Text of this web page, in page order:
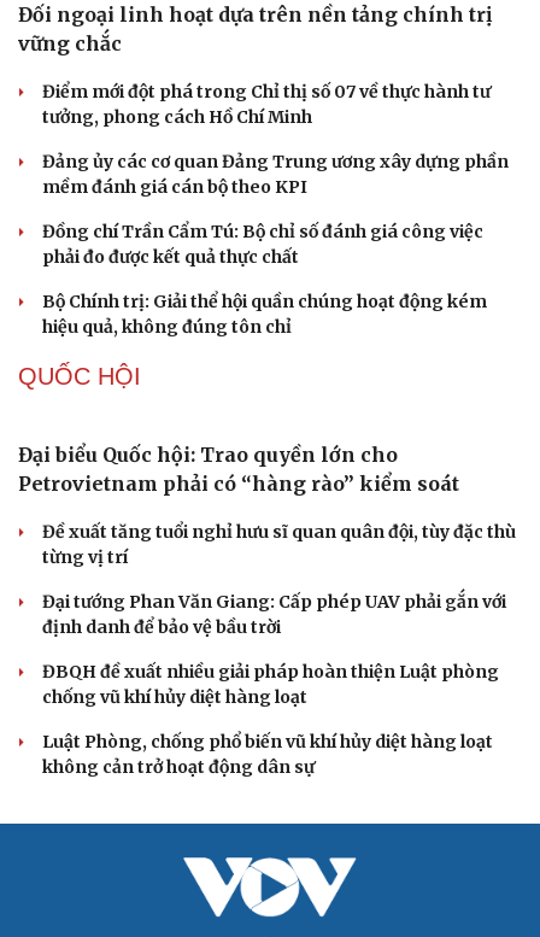
Đối ngoại linh hoạt dựa trên nền tảng chính trị
vững chắc
Điểm mới đột phá trong Chỉ thị số 07 về thực hành tư
tưởng, phong cách Hồ Chí Minh
Đảng ủy các cơ quan Đảng Trung ương xây dựng phần
mềm đánh giá cán bộ theo KPI
Đồng chí Trần Cẩm Tú: Bộ chỉ số đánh giá công việc
phải đo được kết quả thực chất
Bộ Chính trị: Giải thể hội quần chúng hoạt động kém
hiệu quả, không đúng tôn chỉ
QUỐC HỘI
Đại biểu Quốc hội: Trao quyền lớn cho
Petrovietnam phải có “hàng rào” kiểm soát
Đề xuất tăng tuổi nghỉ hưu sĩ quan quân đội, tùy đặc thù
từng vị trí
Đại tướng Phan Văn Giang: Cấp phép UAV phải gắn với
định danh để bảo vệ bầu trời
ĐBQH đề xuất nhiều giải pháp hoàn thiện Luật phòng
chống vũ khí hủy diệt hàng loạt
Luật Phòng, chống phổ biến vũ khí hủy diệt hàng loạt
không cản trở hoạt động dân sự